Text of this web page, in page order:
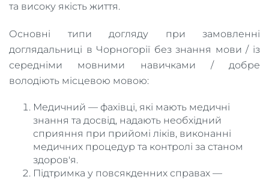
та високу якість життя.
Основні типи догляду при замовленні
доглядальниці в Чорногорії без знання мови / із
середніми мовними навичками / добре
володіють місцевою мовою:
Медичний — фахівці, які мають медичні
знання та досвід, надають необхідний
сприяння при прийомі ліків, виконанні
медичних процедур та контролі за станом
здоров'я.
Підтримка у повсякденних справах —